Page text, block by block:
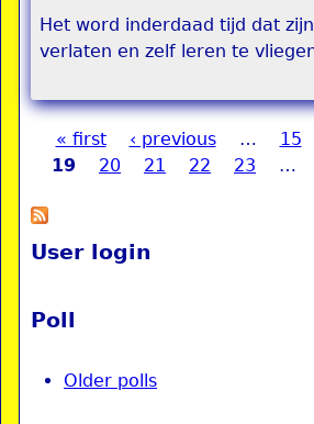
Het word inderdaad tijd dat
verlaten en zelf leren te
Pages
« first ‹ previous … 15
19
20 21 22 23 …
User login
Poll
Older polls